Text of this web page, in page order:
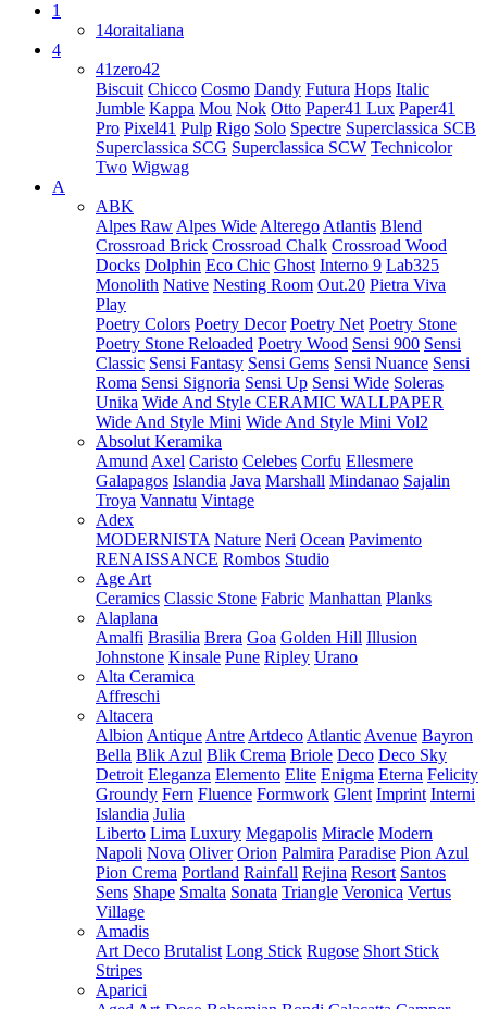
1
14oraitaliana
4
41zero42
Biscuit Chicco Cosmo Dandy Futura Hops Italic
Jumble Kappa Mou Nok Otto Paper41 Lux Paper41
Pro Pixel41 Pulp Rigo Solo Spectre Superclassica SCB
Superclassica SCG Superclassica SCW Technicolor
Two Wigwag
A
ABK
Alpes Raw Alpes Wide Alterego Atlantis Blend
Crossroad Brick Crossroad Chalk Crossroad Wood
Docks Dolphin Eco Chic Ghost Interno 9 Lab325
Monolith Native Nesting Room Out.20 Pietra Viva
Play
Poetry Colors Poetry Decor Poetry Net Poetry Stone
Poetry Stone Reloaded Poetry Wood Sensi 900 Sensi
Classic Sensi Fantasy Sensi Gems Sensi Nuance Sensi
Roma Sensi Signoria Sensi Up Sensi Wide Soleras
Unika Wide And Style CERAMIC WALLPAPER
Wide And Style Mini Wide And Style Mini Vol2
Absolut Keramika
Amund Axel Caristo Celebes Corfu Ellesmere
Galapagos Islandia Java Marshall Mindanao Sajalin
Troya Vannatu Vintage
Adex
MODERNISTA Nature Neri Ocean Pavimento
RENAISSANCE Rombos Studio
Age Art
Ceramics Classic Stone Fabric Manhattan Planks
Alaplana
Amalfi Brasilia Brera Goa Golden Hill Illusion
Johnstone Kinsale Pune Ripley Urano
Alta Ceramica
Affreschi
Altacera
Albion Antique Antre Artdeco Atlantic Avenue Bayron
Bella Blik Azul Blik Crema Briole Deco Deco Sky
Detroit Eleganza Elemento Elite Enigma Eterna Felicity
Groundy Fern Fluence Formwork Glent Imprint Interni
Islandia Julia
Liberto Lima Luxury Megapolis Miracle Modern
Napoli Nova Oliver Orion Palmira Paradise Pion Azul
Pion Crema Portland Rainfall Rejina Resort Santos
Sens Shape Smalta Sonata Triangle Veronica Vertus
Village
Amadis
Art Deco Brutalist Long Stick Rugose Short Stick
Stripes
Aparici